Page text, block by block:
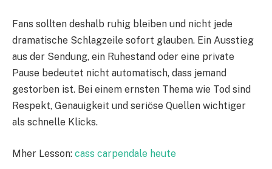
Fans sollten deshalb ruhig bleiben und nicht jede
dramatische Schlagzeile sofort glauben. Ein Ausstieg
aus der Sendung, ein Ruhestand oder eine private
Pause bedeutet nicht automatisch, dass jemand
gestorben ist. Bei einem ernsten Thema wie Tod sind
Respekt, Genauigkeit und seriöse Quellen wichtiger
als schnelle Klicks.
Mher Lesson: cass carpendale heute